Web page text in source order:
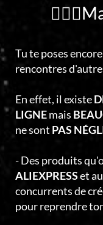
Tu te poses
rencontres
En effet, il existe
LIGNEmais
ne sont PAS
- Des produits
ALIEXPRESSet
concurrents de
pour reprendre